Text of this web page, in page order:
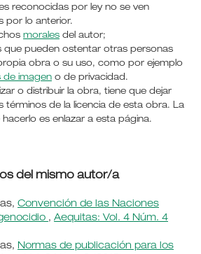
reconocidas por ley no se ven
por lo anterior.
moralesdel autor;
que pueden ostentar otras personas
obra o su uso, como por ejemplo
de imageno de privacidad.
o distribuir la obra, tiene que dejar
términos de la licencia de esta obra. La
es enlazar a esta página.
del mismo autor/a
Convención de las Naciones
, Aequitas: Vol. 4 Núm. 4
Normas de publicación para los